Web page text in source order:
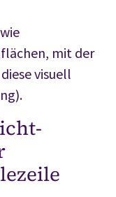
mit der
visuell